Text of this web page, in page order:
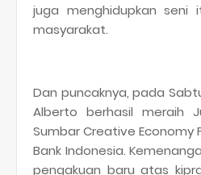
juga menghidupkan seni
masyarakat.
Dan puncaknya, pada
Alberto berhasil meraih
Sumbar Creative Economy
Bank Indonesia.
pengakuan baru atas